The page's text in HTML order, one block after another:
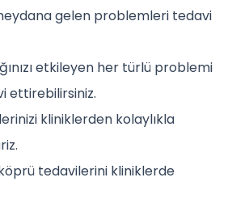
gelen problemleri tedavi
etkileyen her türlü problemi
ettirebilirsiniz.
kliniklerden kolaylıkla
tedavilerini kliniklerde